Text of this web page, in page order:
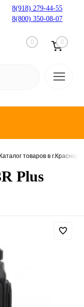
8(918) 279-44-55
8(800) 350-08-07
0 0
Каталог товаров в
Plus